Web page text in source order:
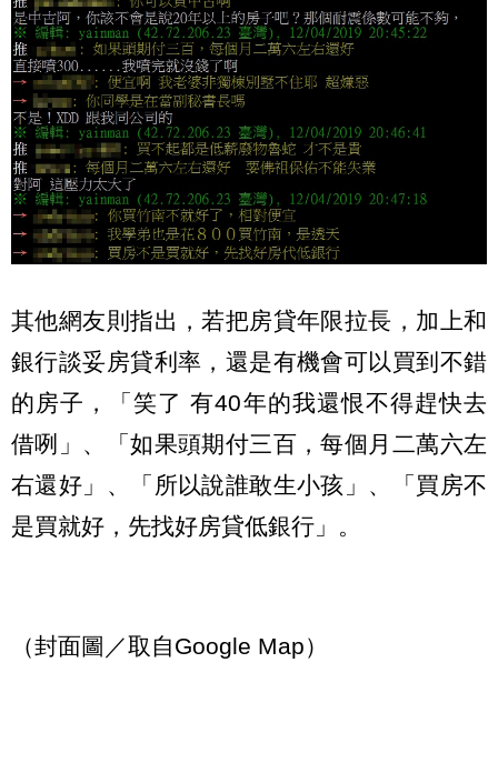
其他網友則指出，若把房貸年限拉長，加上和
銀行談妥房貸利率，還是有機會可以買到不錯
的房子，「笑了 有40年的我還恨不得趕快去
借咧」、「如果頭期付三百，每個月二萬六左
右還好」、「所以說誰敢生小孩」、「買房不
是買就好，先找好房貸低銀行」。
（封面圖／取自Google Map）